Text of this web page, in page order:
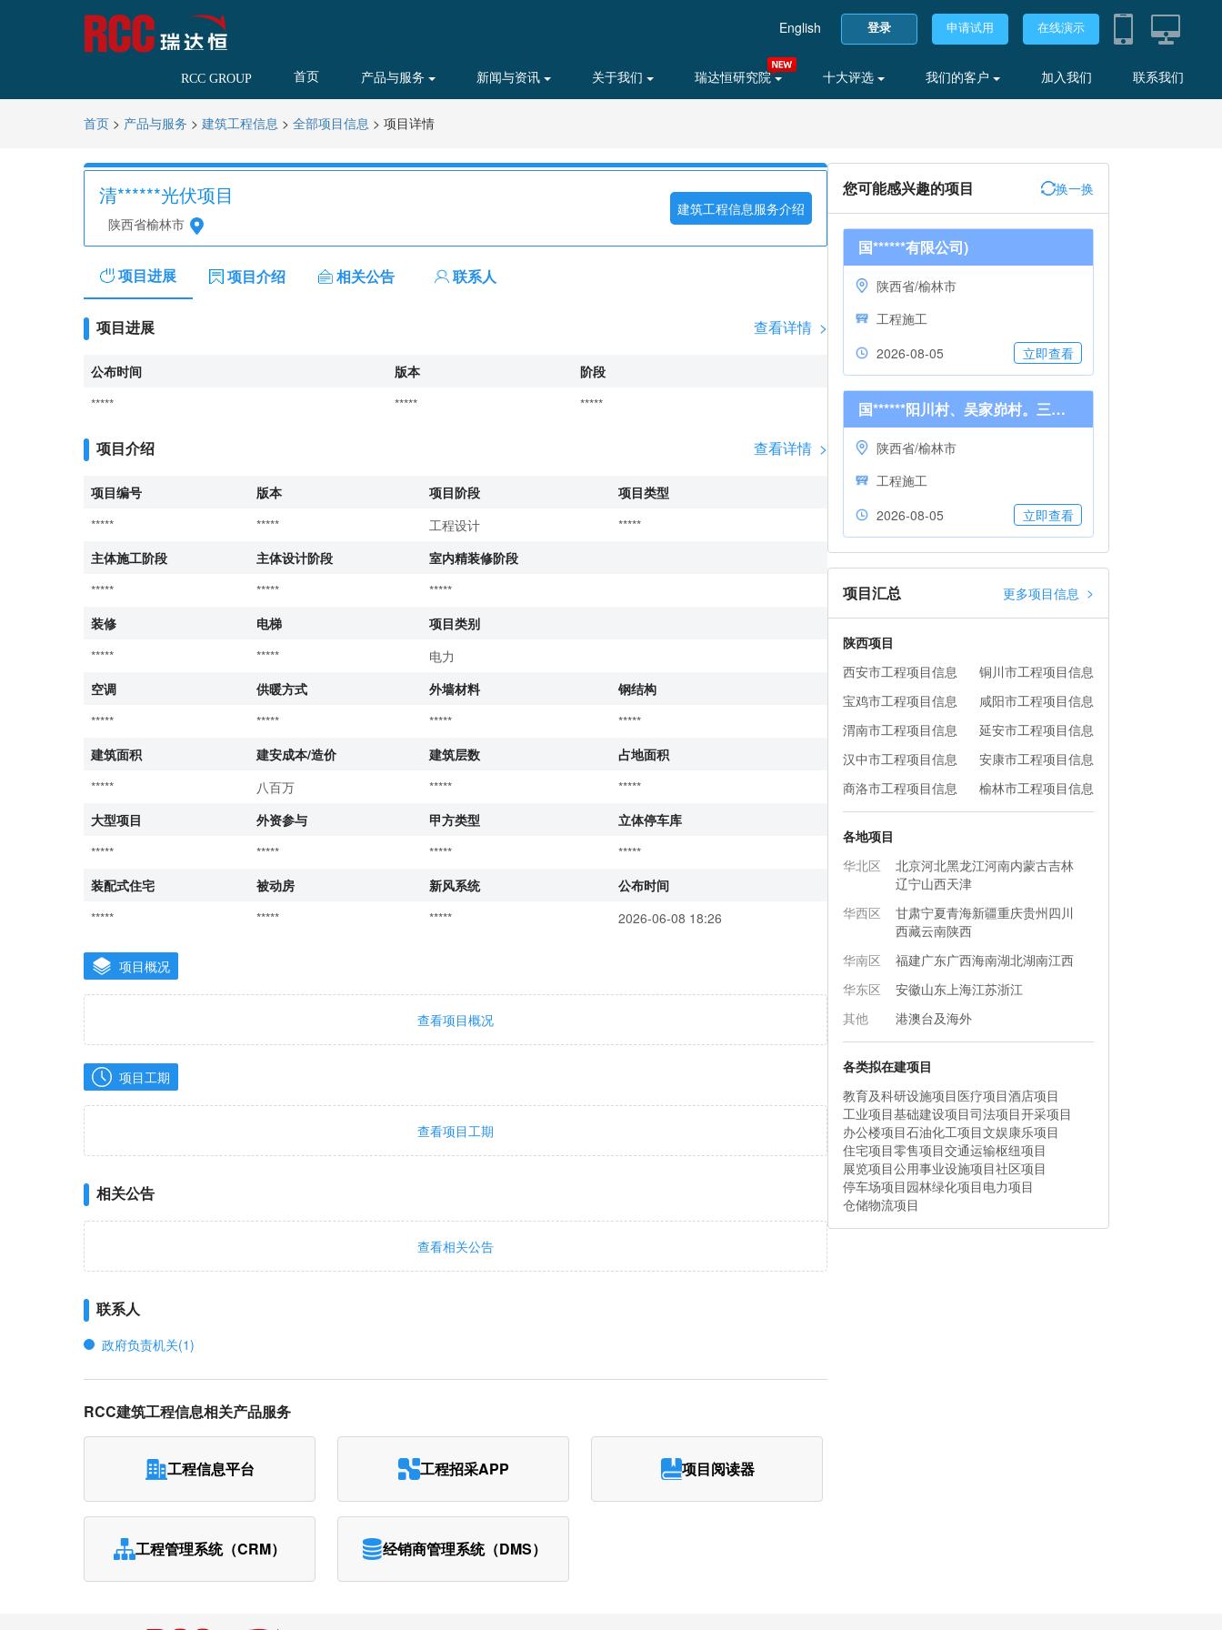
English 登录 申请试用 在线演示
RCC GROUP 首页 产品与服务 新闻与资讯 关于我们 瑞达恒研究院 十大评选 我们的客户 加入我们 联系我们
首页 > 产品与服务 > 建筑工程信息 > 全部项目信息 > 项目详情
清******光伏项目
陕西省榆林市
建筑工程信息服务介绍
项目进展 项目介绍 相关公告 联系人
项目进展 查看详情 >
公布时间 版本
阶段
*****
***** *****
项目介绍 查看详情 >
项目编号 版本 项目阶段
项目类型
*****
***** 工程设计
*****
主体施工阶段
主体设计阶段
室内精装修阶段
*****
*****
*****
装修
电梯
项目类别
*****
*****
电力
空调
供暖方式 外墙材料
钢结构
*****
***** *****
*****
建筑面积
建安成本/造价 建筑层数
占地面积
*****
八百万 *****
*****
大型项目
外资参与 甲方类型
立体停车库
*****
***** *****
*****
装配式住宅
被动房 新风系统
公布时间
*****
***** ***** 2026-06-08 18:26
项目概况
查看项目概况
项目工期
查看项目工期
相关公告
查看相关公告
联系人
政府负责机关(1)
RCC建筑工程信息相关产品服务
工程信息平台 工程招采APP 项目阅读器
工程管理系统（CRM） 经销商管理系统（DMS）
您可能感兴趣的项目 换一换
国******有限公司)
陕西省/榆林市
工程施工
2026-08-05
立即查看
国******阳川村、吴家峁村。三类工业用地项目)
陕西省/榆林市
工程施工
2026-08-05
立即查看
项目汇总 更多项目信息 >
陕西项目
西安市工程项目信息
铜川市工程项目信息
宝鸡市工程项目信息
咸阳市工程项目信息
渭南市工程项目信息
延安市工程项目信息
汉中市工程项目信息
安康市工程项目信息
商洛市工程项目信息
榆林市工程项目信息
各地项目
华北区
北京河北黑龙江河南内蒙古吉林
辽宁山西天津
华西区
甘肃宁夏青海新疆重庆贵州四川
西藏云南陕西
华南区
福建广东广西海南湖北湖南江西
华东区
安徽山东上海江苏浙江
其他
港澳台及海外
各类拟在建项目
教育及科研设施项目医疗项目酒店项目
工业项目基础建设项目司法项目开采项目
办公楼项目石油化工项目文娱康乐项目
住宅项目零售项目交通运输枢纽项目
展览项目公用事业设施项目社区项目
停车场项目园林绿化项目电力项目
仓储物流项目